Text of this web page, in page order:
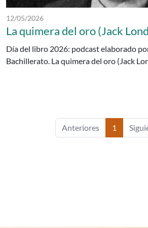
Fecha de publicación:
12/05/2026
La quimera del oro (Jack
Día del libro 2026: podcast elaborado
Bachillerato. La quimera del oro (Jack
Anteriores 1